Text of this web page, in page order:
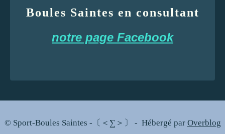
Boules Saintes en consultant
notre page Facebook
© Sport-Boules Saintes -〔＜∑＞〕 - Hébergé par Overblog